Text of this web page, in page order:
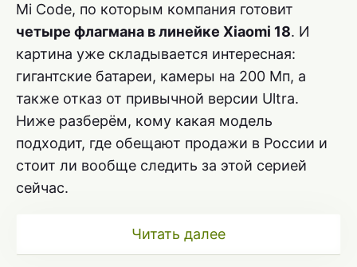
Mi Code, по которым компания готовит
четыре флагмана в линейке Xiaomi 18. И
картина уже складывается интересная:
гигантские батареи, камеры на 200 Мп, а
также отказ от привычной версии Ultra.
Ниже разберём, кому какая модель
подходит, где обещают продажи в России и
стоит ли вообще следить за этой серией
сейчас.
Читать далее